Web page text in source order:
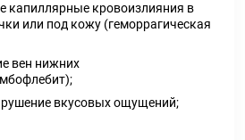
капиллярные кровоизлияния в
или под кожу (геморрагическая
вен нижних
вкусовых ощущений;